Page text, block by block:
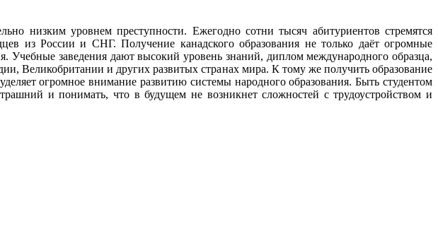
низким уровнем преступности. Ежегодно сотни тысяч абитуриентов стремятся
из России и СНГ. Получение канадского образования не только даёт огромные
Учебные заведения дают высокий уровень знаний, диплом международного образца,
Великобритании и других развитых странах мира. К тому же получить образование
огромное внимание развитию системы народного образования. Быть студентом
и понимать, что в будущем не возникнет сложностей с трудоустройством и